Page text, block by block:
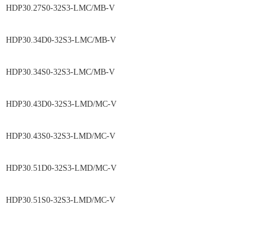
HDP30.27S0-32S3-LMC/MB-V
HDP30.34D0-32S3-LMC/MB-V
HDP30.34S0-32S3-LMC/MB-V
HDP30.43D0-32S3-LMD/MC-V
HDP30.43S0-32S3-LMD/MC-V
HDP30.51D0-32S3-LMD/MC-V
HDP30.51S0-32S3-LMD/MC-V